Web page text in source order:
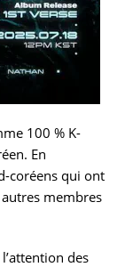
100 % K-
En
coréens qui ont
membres
des